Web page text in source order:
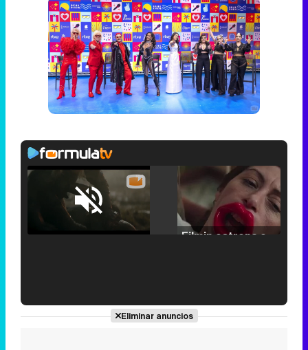
Unmute /
Loaded:
25.30%
'120 Minutos' celebra sus 2.000 programas en Telemadrid con un vídeo del día a día en la redacción
Eliminar anuncios